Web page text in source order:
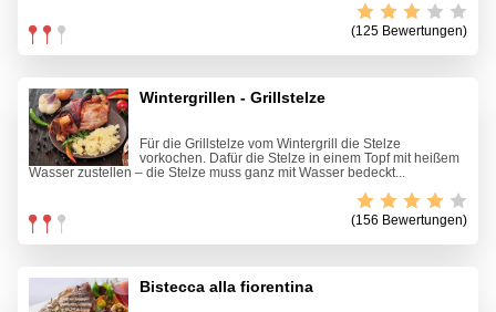
(125 Bewertungen)
Wintergrillen - Grillstelze
Für die Grillstelze vom Wintergrill die Stelze
vorkochen. Dafür die Stelze in einem Topf mit heißem
Wasser zustellen – die Stelze muss ganz mit Wasser bedeckt...
(156 Bewertungen)
Bistecca alla fiorentina